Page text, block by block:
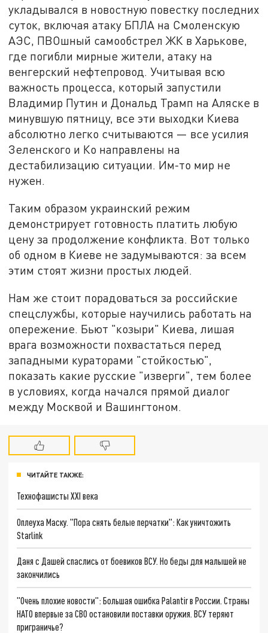
укладывался в новостную повестку последних
суток, включая атаку БПЛА на Смоленскую
АЭС, ПВОшный самообстрел ЖК в Харькове,
где погибли мирные жители, атаку на
венгерский нефтепровод. Учитывая всю
важность процесса, который запустили
Владимир Путин и Дональд Трамп на Аляске в
минувшую пятницу, все эти выходки Киева
абсолютно легко считываются — все усилия
Зеленского и Ко направлены на
дестабилизацию ситуации. Им-то мир не
нужен.
Таким образом украинский режим
демонстрирует готовность платить любую
цену за продолжение конфликта. Вот только
об одном в Киеве не задумываются: за всем
этим стоят жизни простых людей.
Нам же стоит порадоваться за российские
спецслужбы, которые научились работать на
опережение. Бьют "козыри" Киева, лишая
врага возможности похвастаться перед
западными кураторами "стойкостью",
показать какие русские "изверги", тем более
в условиях, когда начался прямой диалог
между Москвой и Вашингтоном.
ЧИТАЙТЕ ТАКЖЕ:
Технофашисты XXI века
Оплеуха Маску. "Пора снять белые перчатки": Как уничтожить
Starlink
Даня с Дашей спаслись от боевиков ВСУ. Но беды для малышей не
закончились
"Очень плохие новости": Большая ошибка Palantir в России. Страны
НАТО впервые за СВО остановили поставки оружия. ВСУ теряют
приграничье?